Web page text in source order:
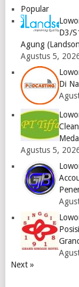
Popular
D3/
Agung
Agustus 5,
Di
Agustus 5,
Next »